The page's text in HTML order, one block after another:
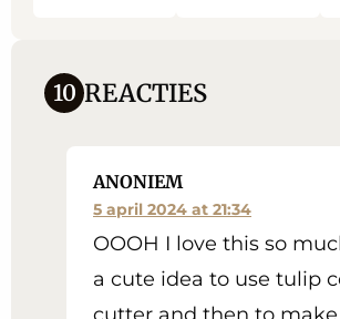
10 REACTIES
ANONIEM
5 april 2024 at 21:34
OOOH I love this so
a cute idea to use tulip